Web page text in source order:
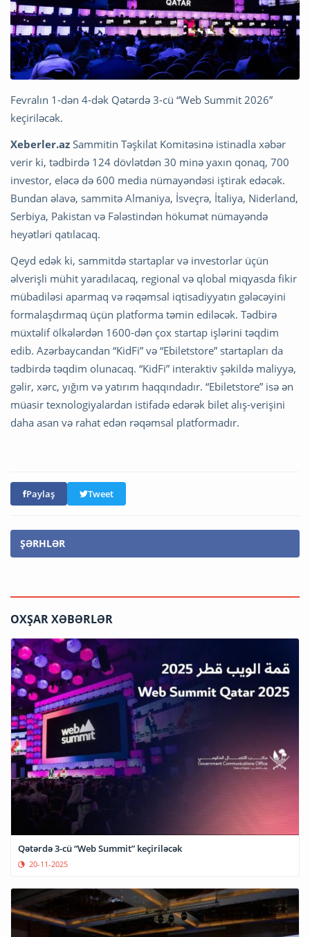
Fevralın 1-dən 4-dək Qətərdə 3-cü “Web Summit 2026”
keçiriləcək.
Xeberler.az Sammitin Təşkilat Komitəsinə istinadla xəbər
verir ki, tədbirdə 124 dövlətdən 30 minə yaxın qonaq, 700
investor, eləcə də 600 media nümayəndəsi iştirak edəcək.
Bundan əlavə, sammitə Almaniya, İsveçrə, İtaliya, Niderland,
Serbiya, Pakistan və Fələstindən hökumət nümayəndə
heyətləri qatılacaq.
Qeyd edək ki, sammitdə startaplar və investorlar üçün
əlverişli mühit yaradılacaq, regional və qlobal miqyasda fikir
mübadiləsi aparmaq və rəqəmsal iqtisadiyyatın gələcəyini
formalaşdırmaq üçün platforma təmin ediləcək. Tədbirə
müxtəlif ölkələrdən 1600-dən çox startap işlərini təqdim
edib. Azərbaycandan “KidFi” və “Ebiletstore” startapları da
tədbirdə təqdim olunacaq. “KidFi” interaktiv şəkildə maliyyə,
gəlir, xərc, yığım və yatırım haqqındadır. “Ebiletstore” isə ən
müasir texnologiyalardan istifadə edərək bilet alış-verişini
daha asan və rahat edən rəqəmsal platformadır.
Paylaş Tweet
ŞƏRHLƏR
OXŞAR XƏBƏRLƏR
Qətərdə 3-cü “Web Summit” keçiriləcək
20-11-2025